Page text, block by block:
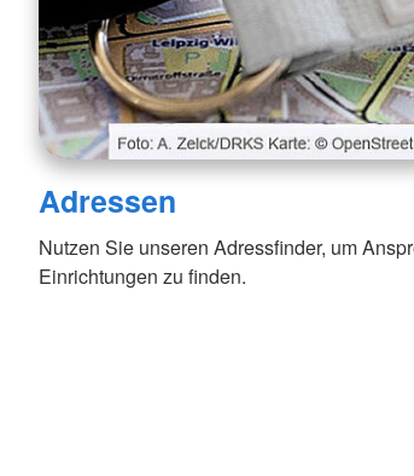
Adressen
Nutzen Sie unseren Adressfinder, um
Einrichtungen zu finden.